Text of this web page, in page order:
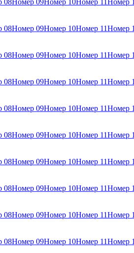
08Номер 09Номер 10Номер 11Номер
08Номер 09Номер 10Номер 11Номер
08Номер 09Номер 10Номер 11Номер
08Номер 09Номер 10Номер 11Номер
08Номер 09Номер 10Номер 11Номер
08Номер 09Номер 10Номер 11Номер
08Номер 09Номер 10Номер 11Номер
08Номер 09Номер 10Номер 11Номер
08Номер 09Номер 10Номер 11Номер
08Номер 09Номер 10Номер 11Номер